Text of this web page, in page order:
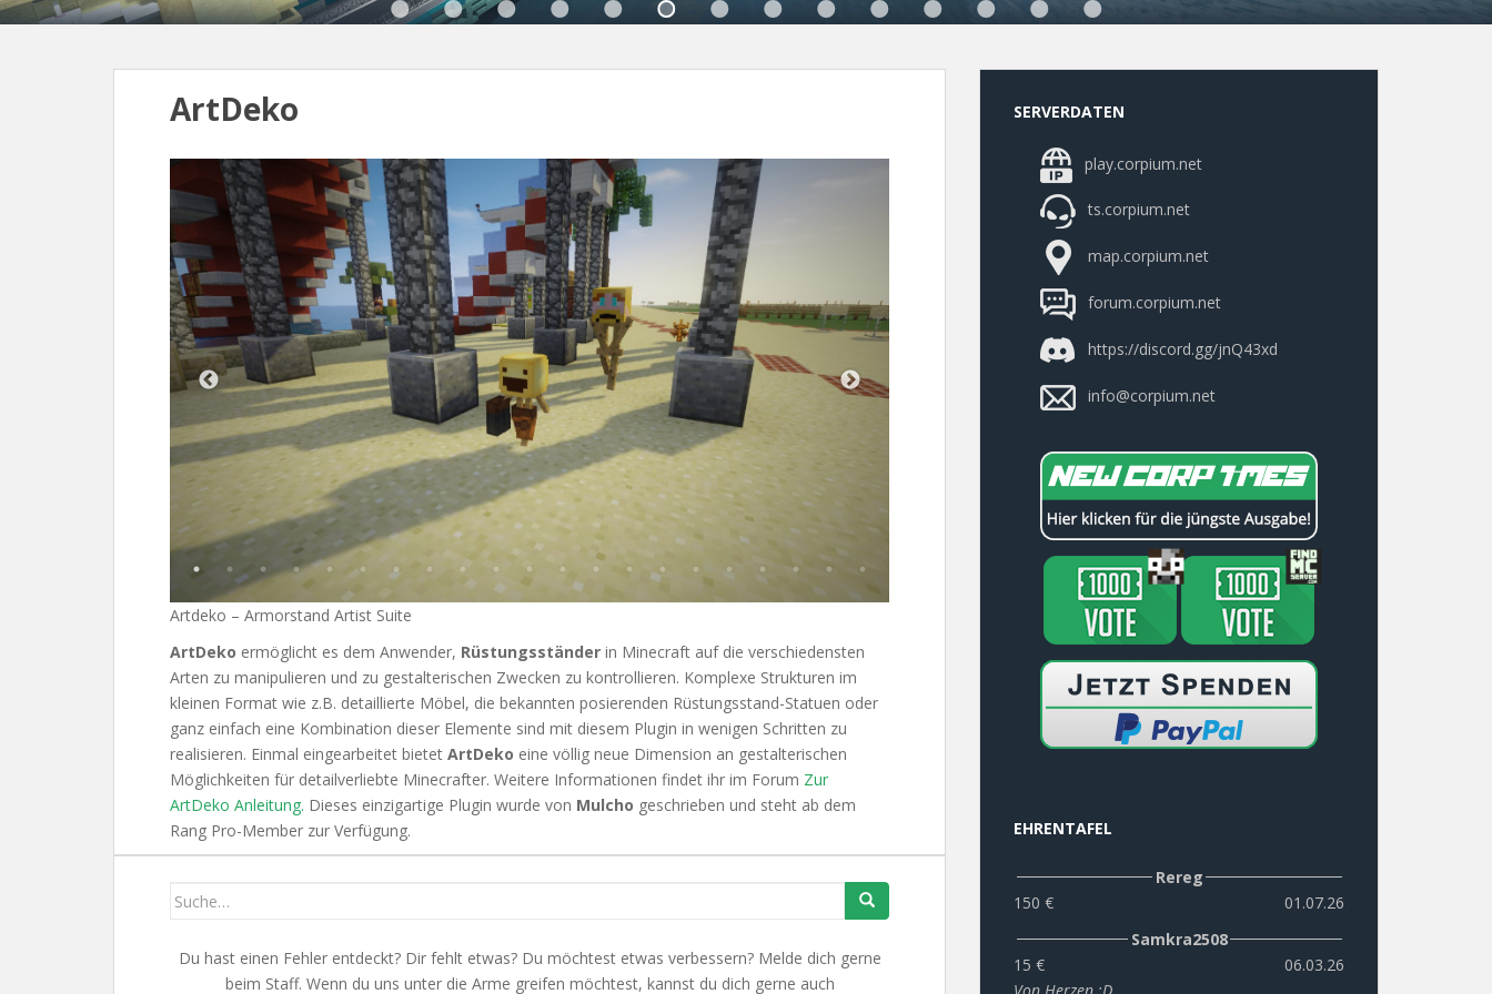
ArtDeko
Artdeko – Armorstand Artist Suite
ArtDeko ermöglicht es dem Anwender, Rüstungsständer in Minecraft auf die verschiedensten
Arten zu manipulieren und zu gestalterischen Zwecken zu kontrollieren. Komplexe Strukturen im
kleinen Format wie z.B. detaillierte Möbel, die bekannten posierenden Rüstungsstand-Statuen oder
ganz einfach eine Kombination dieser Elemente sind mit diesem Plugin in wenigen Schritten zu
realisieren. Einmal eingearbeitet bietet ArtDeko eine völlig neue Dimension an gestalterischen
Möglichkeiten für detailverliebte Minecrafter. Weitere Informationen findet ihr im Forum Zur
ArtDeko Anleitung. Dieses einzigartige Plugin wurde von Mulcho geschrieben und steht ab dem
Rang Pro-Member zur Verfügung.
Du hast einen Fehler entdeckt? Dir fehlt etwas? Du möchtest etwas verbessern? Melde dich gerne
beim Staff. Wenn du uns unter die Arme greifen möchtest, kannst du dich gerne auch
SERVERDATEN
play.corpium.net
ts.corpium.net
map.corpium.net
forum.corpium.net
https://discord.gg/jnQ43xd
info@corpium.net
EHRENTAFEL
Rereg
150 €
01.07.26
Samkra2508
15 €
06.03.26